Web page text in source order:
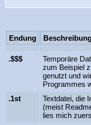
Endung
.$$$
Temporäre
zum Beispiel
genutzt und
Programmes
.1st
Textdatei, die
(meist
lies mich